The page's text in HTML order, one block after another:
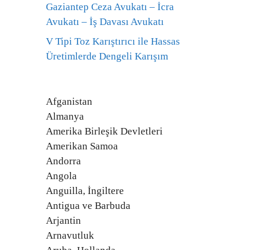
Gaziantep Ceza Avukatı – İcra
Avukatı – İş Davası Avukatı
V Tipi Toz Karıştırıcı ile Hassas
Üretimlerde Dengeli Karışım
Afganistan
Almanya
Amerika Birleşik Devletleri
Amerikan Samoa
Andorra
Angola
Anguilla, İngiltere
Antigua ve Barbuda
Arjantin
Arnavutluk